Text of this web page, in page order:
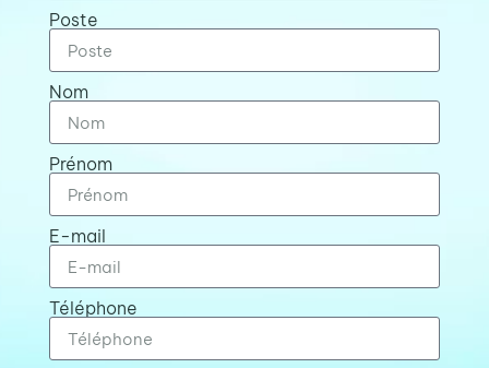
Poste
Nom
Prénom
E-mail
Téléphone